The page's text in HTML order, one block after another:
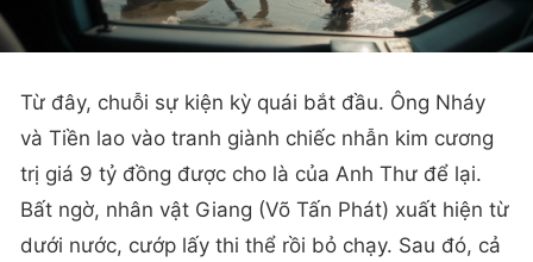
Từ đây, chuỗi sự kiện kỳ quái bắt đầu. Ông Nháy
và Tiền lao vào tranh giành chiếc nhẫn kim cương
trị giá 9 tỷ đồng được cho là của Anh Thư để lại.
Bất ngờ, nhân vật Giang (Võ Tấn Phát) xuất hiện từ
dưới nước, cướp lấy thi thể rồi bỏ chạy. Sau đó, cả